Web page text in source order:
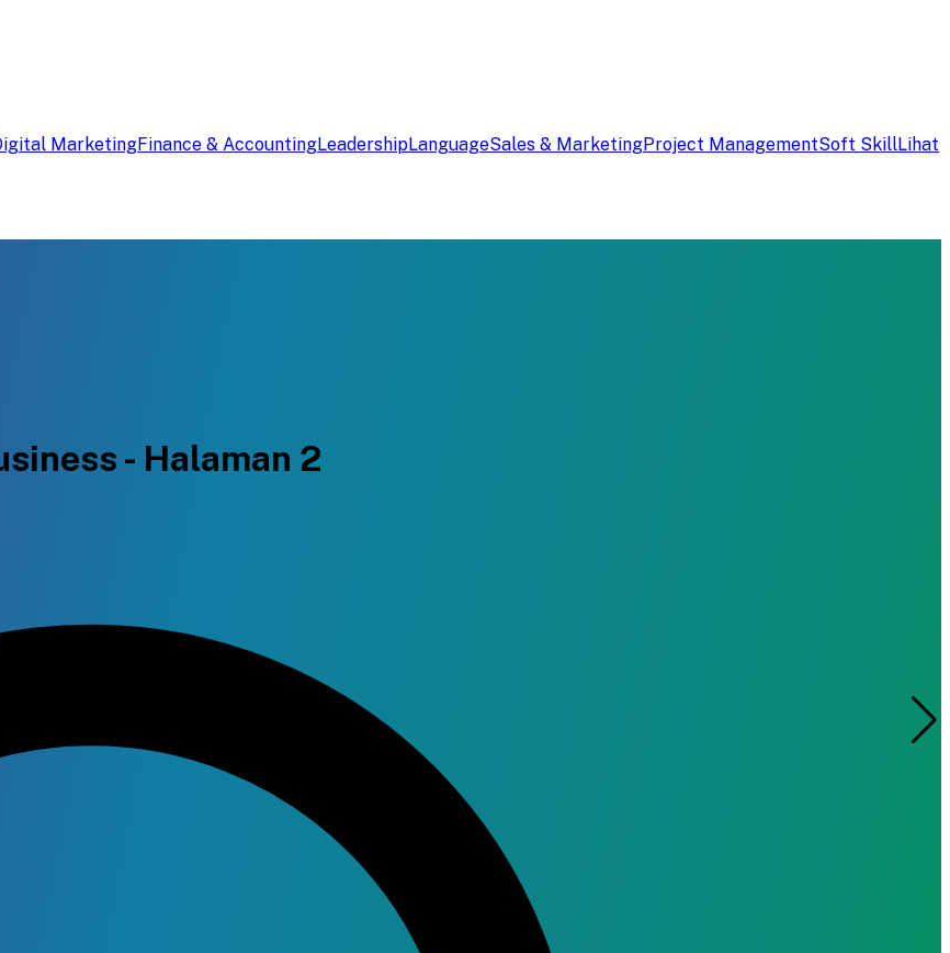
MarketingFinance & AccountingLeadershipLanguageSales & MarketingProject ManagementSoft SkillLihat
- Halaman 2